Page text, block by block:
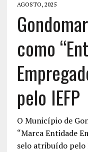
AGOSTO, 2025
como
pelo IEFP
O Município de
“Marca Entidade
selo atribuído